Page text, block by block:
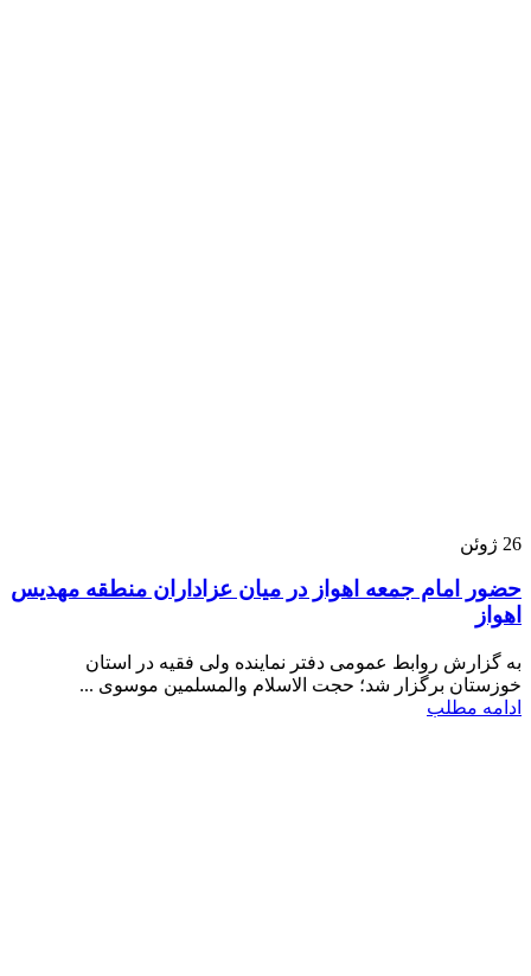
26 ژوئن
حضور امام جمعه اهواز در میان عزاداران منطقه مهدیس
اهواز
به گزارش روابط عمومی دفتر نماینده ولی فقیه در استان
خوزستان برگزار شد؛ حجت الاسلام والمسلمین موسوی ...
ادامه مطلب